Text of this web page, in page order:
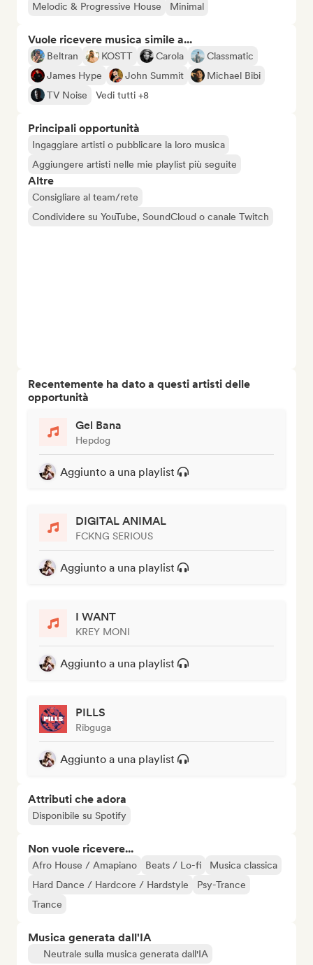
Melodic & Progressive House
Minimal
Vuole ricevere musica simile a...
Beltran KOSTT Carola
Classmatic
James Hype
John Summit
Michael Bibi
TV Noise
Vedi tutti +8
Principali opportunità
Ingaggiare artisti o pubblicare la loro musica
Aggiungere artisti nelle mie playlist più seguite
Altre
Consigliare al team/rete
Condividere su YouTube, SoundCloud o canale Twitch
Recentemente ha dato a questi artisti delle
opportunità
Gel Bana
Hepdog
Aggiunto a una playlist
DIGITAL ANIMAL
FCKNG SERIOUS
Aggiunto a una playlist
I WANT
KREY MONI
Aggiunto a una playlist
PILLS
Ribguga
Aggiunto a una playlist
Attributi che adora
Disponibile su Spotify
Non vuole ricevere...
Afro House / Amapiano Beats / Lo-fi
Musica classica
Hard Dance / Hardcore / Hardstyle
Psy-Trance
Trance
Musica generata dall'IA
Neutrale sulla musica generata dall'IA